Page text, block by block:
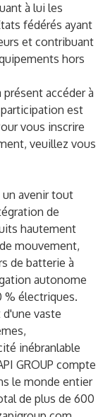
à lui les
fédérés ayant
et contribuant
hors
accéder à
est
vous inscrire
veuillez vous
un avenir tout
de
hautement
mouvement,
de batterie à
autonome
% électriques.
vaste
inébranlable
GROUP compte
le monde entier
de plus de 600